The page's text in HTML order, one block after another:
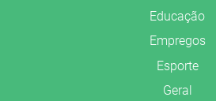
Educação
Empregos
Esporte
Geral